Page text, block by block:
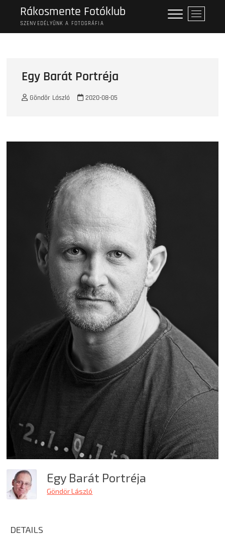
content
Rákosmente Fotóklub
SZENVEDÉLYÜNK A FOTOGRÁFIA
M
e
n
Egy Barát Portréja
Göndör László 2020-08-05
Egy Barát Portréja
Göndör László
DETAILS